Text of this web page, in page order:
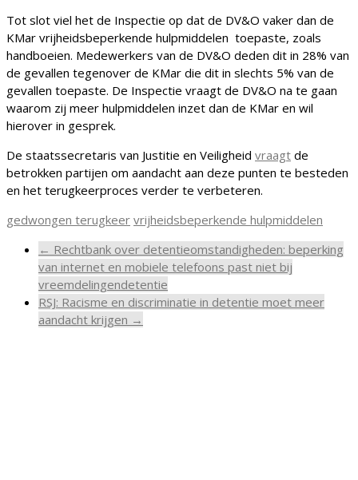
Tot slot viel het de Inspectie op dat de DV&O vaker dan de
KMar vrijheidsbeperkende hulpmiddelen toepaste, zoals
handboeien. Medewerkers van de DV&O deden dit in 28% van
de gevallen tegenover de KMar die dit in slechts 5% van de
gevallen toepaste. De Inspectie vraagt de DV&O na te gaan
waarom zij meer hulpmiddelen inzet dan de KMar en wil
hierover in gesprek.
De staatssecretaris van Justitie en Veiligheid vraagt de
betrokken partijen om aandacht aan deze punten te besteden
en het terugkeerproces verder te verbeteren.
gedwongen terugkeer vrijheidsbeperkende hulpmiddelen
← Rechtbank over detentieomstandigheden: beperking
van internet en mobiele telefoons past niet bij
vreemdelingendetentie
RSJ: Racisme en discriminatie in detentie moet meer
aandacht krijgen →